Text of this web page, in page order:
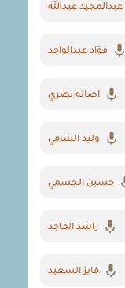
عبدالمجيد عبدالله
فؤاد عبدالواحد
اصاله نصري
وليد الشامي
حسين الجسمي
راشد الماجد
فايز السعيد